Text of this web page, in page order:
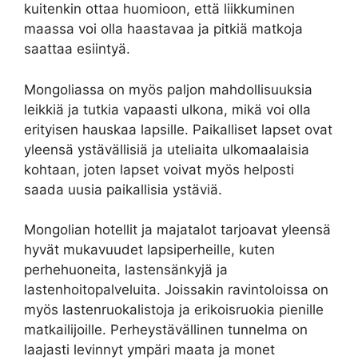
kuitenkin ottaa huomioon, että liikkuminen
maassa voi olla haastavaa ja pitkiä matkoja
saattaa esiintyä.
Mongoliassa on myös paljon mahdollisuuksia
leikkiä ja tutkia vapaasti ulkona, mikä voi olla
erityisen hauskaa lapsille. Paikalliset lapset ovat
yleensä ystävällisiä ja uteliaita ulkomaalaisia
kohtaan, joten lapset voivat myös helposti
saada uusia paikallisia ystäviä.
Mongolian hotellit ja majatalot tarjoavat yleensä
hyvät mukavuudet lapsiperheille, kuten
perhehuoneita, lastensänkyjä ja
lastenhoitopalveluita. Joissakin ravintoloissa on
myös lastenruokalistoja ja erikoisruokia pienille
matkailijoille. Perheystävällinen tunnelma on
laajasti levinnyt ympäri maata ja monet